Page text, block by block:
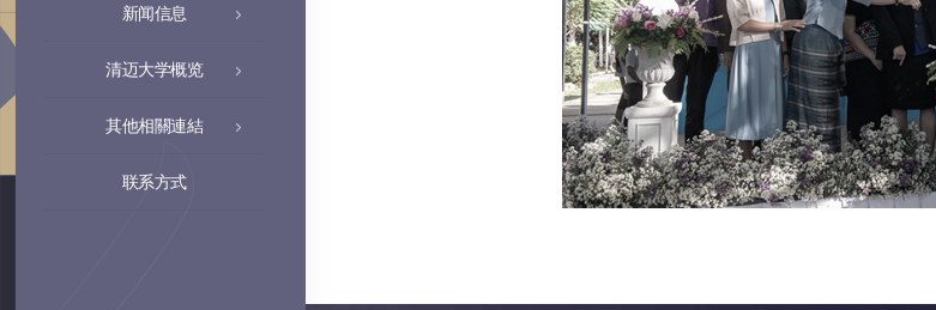
新闻信息
清迈大学概览
其他相關連結
联系方式